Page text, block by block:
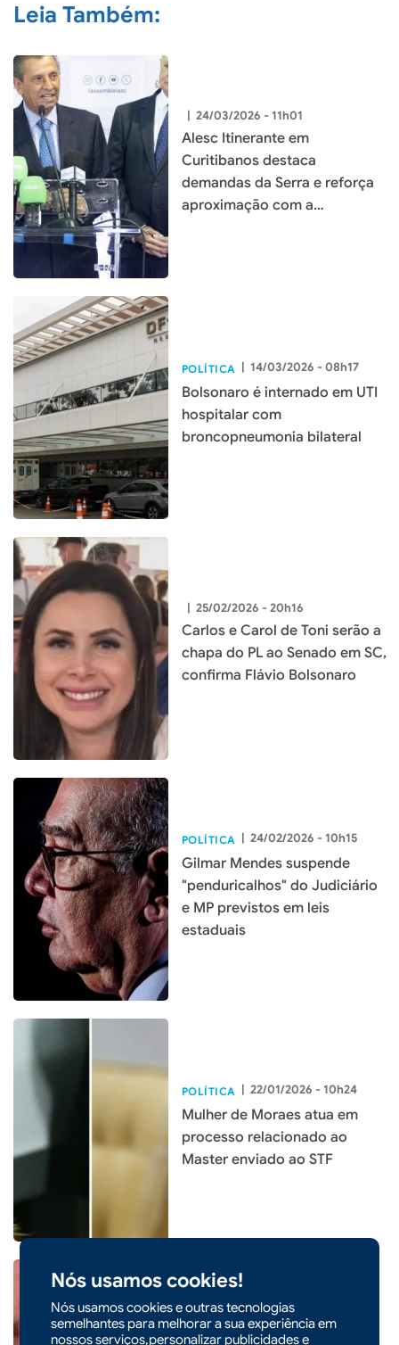
Nós usamos cookies!
Nós usamos cookies e outras tecnologias
semelhantes para melhorar a sua experiência em
nossos serviços,personalizar publicidades e
Leia Também:
| 24/03/2026 - 11h01
Alesc Itinerante em
Curitibanos destaca
demandas da Serra e reforça
aproximação com a
POLÍTICA | 14/03/2026 - 08h17
Bolsonaro é internado em UTI
hospitalar com
broncopneumonia bilateral
| 25/02/2026 - 20h16
Carlos e Carol de Toni serão a
chapa do PL ao Senado em SC,
confirma Flávio Bolsonaro
POLÍTICA | 24/02/2026 - 10h15
Gilmar Mendes suspende
"penduricalhos" do Judiciário
e MP previstos em leis
estaduais
POLÍTICA | 22/01/2026 - 10h24
Mulher de Moraes atua em
processo relacionado ao
Master enviado ao STF
POLÍTICA | 15/01/2026 - 07h34